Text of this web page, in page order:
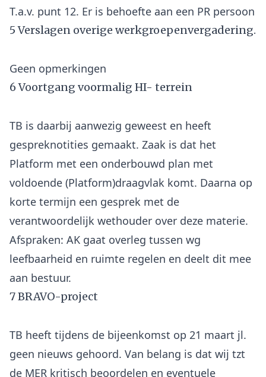
5 Verslagen overige werkgroepenvergadering.
6 Voortgang voormalig HI- terrein
TB is daarbij aanwezig geweest en heeft
gespreknotities gemaakt. Zaak is dat het
Platform met een onderbouwd plan met
voldoende (Platform)draagvlak komt. Daarna op
korte termijn een gesprek met de
verantwoordelijk wethouder over deze materie.
Afspraken: AK gaat overleg tussen wg
leefbaarheid en ruimte regelen en deelt dit mee
7 BRAVO-project
TB heeft tijdens de bijeenkomst op 21 maart jl.
geen nieuws gehoord. Van belang is dat wij tzt
de MER kritisch beoordelen en eventuele